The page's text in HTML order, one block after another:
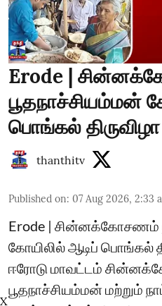
Erode |
பூதநாச்சியம்மன்
பொங்கல் திருவிழா
thanthitv
Published on: 07 Aug 2026, 2:33
Erode | சின்னக்கோசணம்
கோயிலில் ஆடிப் பொங்கல்
ஈரோடு மாவட்டம்
பூதநாச்சியம்மன் மற்றும்
X